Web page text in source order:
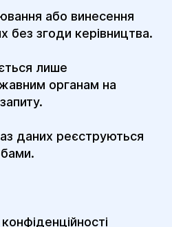
або винесення
без згоди керівництва.
лише
органам на
даних реєструються